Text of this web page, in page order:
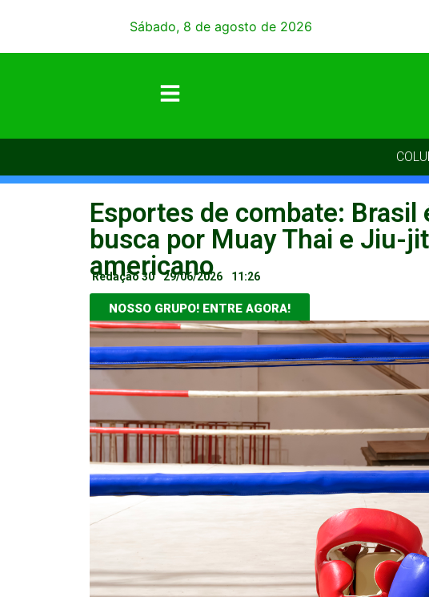
Sábado, 8 de agosto de 2026
Esportes de combate: Brasil
busca por Muay Thai e Jiu-
americano
Redação 30 29/06/2026 11:26
NOSSO GRUPO! ENTRE AGORA!